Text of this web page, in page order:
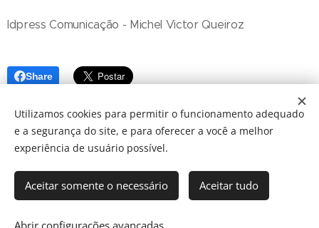
Idpress Comunicação - Michel Victor Queiroz
Share
© 2024 JBarretos Eventos.
Utilizamos cookies para permitir o funcionamento adequado
e a segurança do site, e para oferecer a você a melhor
experiência de usuário possível.
Aceitar somente o necessário Aceitar tudo
Abrir configurações avançadas